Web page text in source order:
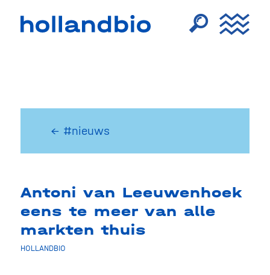
← #nieuws
Antoni van Leeuwenhoek
eens te meer van alle
markten thuis
HOLLANDBIO